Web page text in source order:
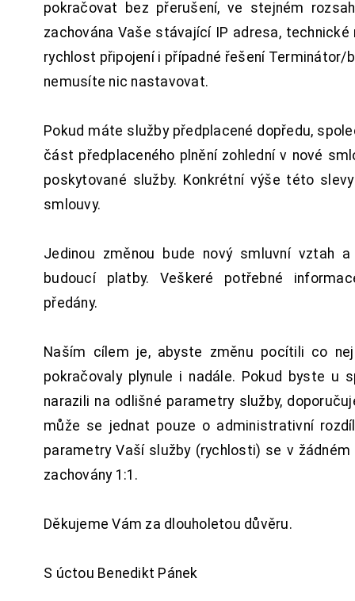
pokračovat bez přerušení, ve stejném
zachována Vaše stávající IP adresa, technické
rychlost připojení i případné řešení Terminátor/
nemusíte nic nastavovat.
Pokud máte služby předplacené dopředu,
část předplaceného plnění zohlední v nové
poskytované služby. Konkrétní výše této
smlouvy.
Jedinou změnou bude nový smluvní vztah
budoucí platby. Veškeré potřebné
předány.
Naším cílem je, abyste změnu pocítili co
pokračovaly plynule i nadále. Pokud byste u
narazili na odlišné parametry služby,
může se jednat pouze o administrativní
parametry Vaší služby (rychlosti) se v
zachovány 1:1.
Děkujeme Vám za dlouholetou důvěru.
S úctou Benedikt Pánek